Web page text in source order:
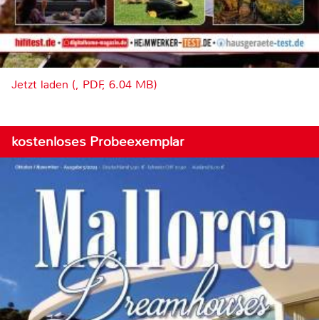
Jetzt laden (, PDF, 6.04 MB)
kostenloses Probeexemplar